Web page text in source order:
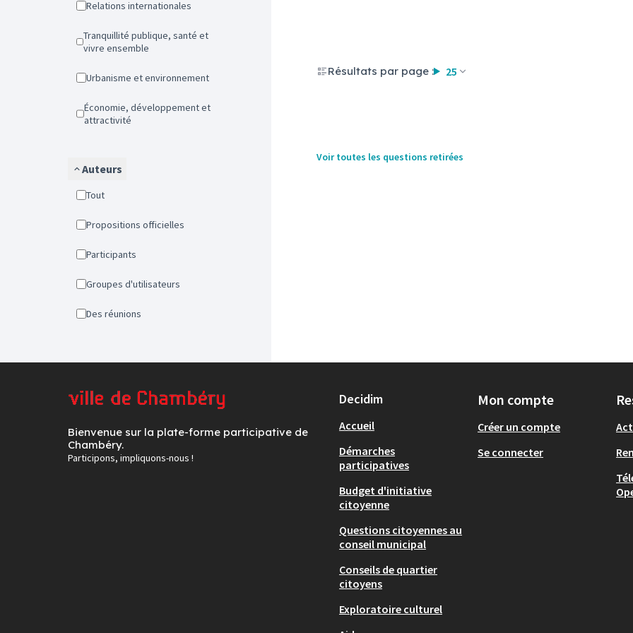
Relations internationales
Tranquillité publique, santé et
vivre ensemble
Urbanisme et environnement
Économie, développement et
attractivité
Auteurs
Tout
Propositions officielles
Participants
Groupes d'utilisateurs
Des réunions
Résultats par page : 25
Voir toutes les questions retirées
Bienvenue sur la plate-forme participative de
Chambéry.
Participons, impliquons-nous !
Decidim
Accueil
Démarches
participatives
Budget d'initiative
citoyenne
Questions citoyennes au
conseil municipal
Conseils de quartier
citoyens
Exploratoire culturel
Mon compte
Créer un compte
Se connecter